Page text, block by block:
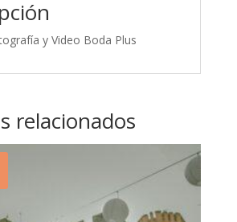
y Video Boda Plus
relacionados